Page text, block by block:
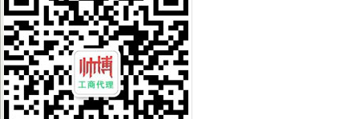
各区县局重庆代理报税扎实深入开展兴奋专项理工作
市重庆公司注销局副巡视员谭世贤到南川局检查指导工作
武隆局重庆代理记账鸭江工商所采取五条措施确保个协立运行
经开区局重庆代账公司三项措施加博会现场监管
彭水局重庆财务公司密切关注销返乡人员动态积做好稳定工作
市重庆发票申请督查组对渝中区奥运期间食品品安全工作提出要求
九龙坡局重庆公司注销四个方面规范招生招聘广告